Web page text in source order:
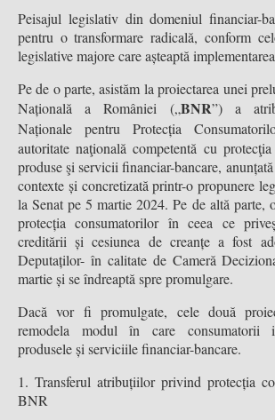
Peisajul legislativ din domeniul financiar-
pentru o transformare radicală, conform
legislative majore care așteaptă
Pe de o parte, asistăm la proiectarea unei
Națională a României („BNR”) a
Naționale pentru Protecția
autoritate naţională competentă cu
produse şi servicii financiar-bancare,
contexte și concretizată printr-o propunere
la Senat pe 5 martie 2024. Pe de altă parte,
protecția consumatorilor în ceea ce
creditării și cesiunea de creanțe a fost
Deputaților- în calitate de Cameră
martie și se îndreaptă spre promulgare.
Dacă vor fi promulgate, cele două
remodela modul în care consumatorii
produsele și serviciile financiar-bancare.
1. Transferul atribuțiilor privind protecția
BNR